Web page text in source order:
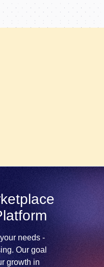
needs -
Our goal
growth in